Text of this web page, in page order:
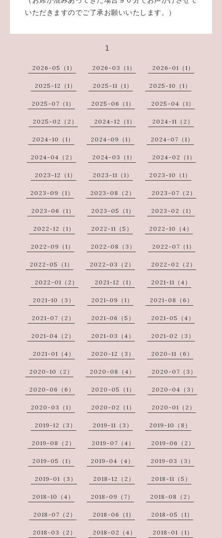
いただきますのでご了承お願いいたします。）
1
2026-05（1） 2026-03（1） 2026-01（1）
2025-12（1） 2025-11（1） 2025-10（1）
2025-07（1） 2025-06（1） 2025-04（1）
2025-02（2） 2024-12（1） 2024-11（2）
2024-10（1） 2024-09（1） 2024-07（1）
2024-04（2） 2024-03（1） 2024-02（1）
2023-12（1） 2023-11（1） 2023-10（1）
2023-09（1） 2023-08（2） 2023-07（2）
2023-06（1） 2023-05（1） 2023-02（1）
2022-12（1） 2022-11（5） 2022-10（4）
2022-09（1） 2022-08（3） 2022-07（1）
2022-05（1） 2022-03（2） 2022-02（2）
2022-01（2） 2021-12（1） 2021-11（4）
2021-10（3） 2021-09（1） 2021-08（6）
2021-07（2） 2021-06（5） 2021-05（4）
2021-04（2） 2021-03（4） 2021-02（3）
2021-01（4） 2020-12（3） 2020-11（6）
2020-10（2） 2020-08（4） 2020-07（3）
2020-06（6） 2020-05（1） 2020-04（3）
2020-03（1） 2020-02（1） 2020-01（2）
2019-12（3） 2019-11（3） 2019-10（8）
2019-08（2） 2019-07（4） 2019-06（2）
2019-05（1） 2019-04（4） 2019-03（3）
2019-01（3） 2018-12（2） 2018-11（5）
2018-10（4） 2018-09（7） 2018-08（2）
2018-07（2） 2018-06（1） 2018-05（1）
2018-03（2） 2018-02（4） 2018-01（1）